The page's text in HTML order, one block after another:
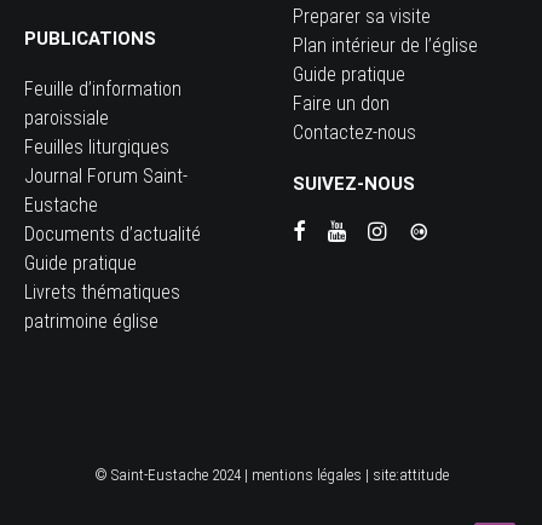
PUBLICATIONS
Feuille d’information
paroissiale
Feuilles liturgiques
Journal Forum Saint-
Eustache
Documents d’actualité
Guide pratique
Livrets thématiques
patrimoine église
Preparer sa visite
Plan intérieur de l’église
Guide pratique
Faire un don
Contactez-nous
SUIVEZ-NOUS
© Saint-Eustache 2024 | mentions légales | site:attitude